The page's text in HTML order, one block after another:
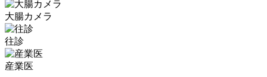
大腸カメラ
往診
産業医